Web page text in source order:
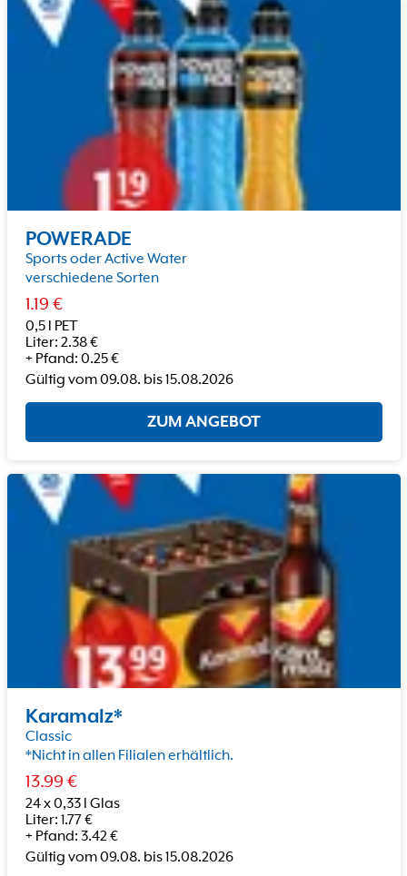
POWERADE
Sports oder Active Water
verschiedene Sorten
1.19 €
0,5 l PET
Liter: 2.38€
+ Pfand: 0.25€
Gültig vom09.08. bis15.08.2026
ZUM ANGEBOT
Karamalz*
Classic
*Nicht in allen Filialen erhältlich.
13.99 €
24 x 0,33 l Glas
Liter: 1.77€
+ Pfand: 3.42€
Gültig vom09.08. bis15.08.2026